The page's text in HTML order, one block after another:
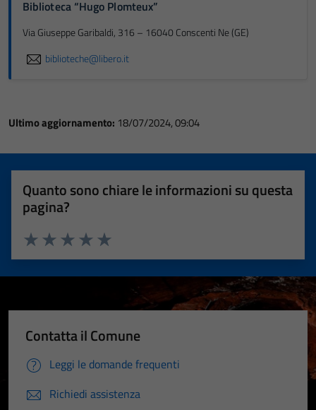
Biblioteca “Hugo Plomteux”
Via Giuseppe Garibaldi, 316 – 16040 Conscenti Ne (GE)
biblioteche@libero.it
Ultimo aggiornamento: 18/07/2024, 09:04
Quanto sono chiare le informazioni su questa
pagina?
Valuta 5 stelle su 5
Valuta 4 stelle su 5
Valuta 3 stelle su 5
Valuta 2 stelle su 5
Valuta 1 stelle su 5
Contatta il Comune
Leggi le domande frequenti
Richiedi assistenza